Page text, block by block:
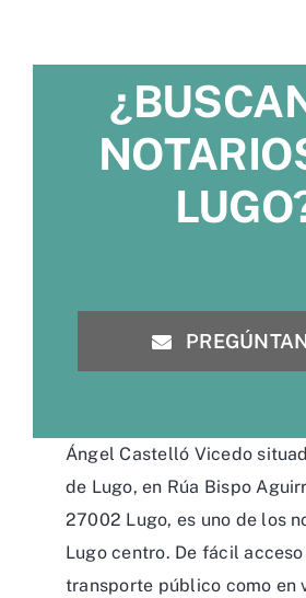
Ángel Castelló Vicedo
de Lugo, en Rúa Bispo
27002 Lugo, es uno de los
Lugo centro. De fácil
transporte público como en